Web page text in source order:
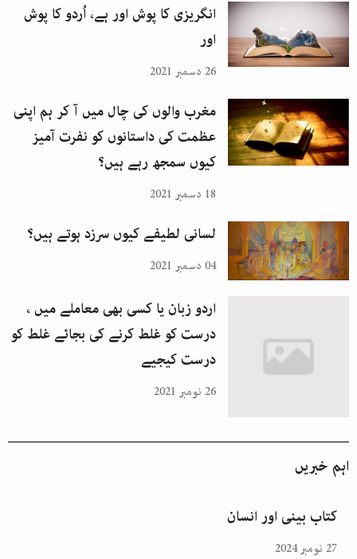
انگریزی کا پوش اور ہے، اُردو کا پوش
اور
26 دسمبر 2021
مغرب والوں کی چال میں آ کر ہم اپنی
عظمت کی داستانوں کو نفرت آمیز
کیوں سمجھ رہے ہیں؟
18 دسمبر 2021
لسانی لطیفے کیوں سرزد ہوتے ہیں؟
04 دسمبر 2021
اردو زبان یا کسی بھی معاملے میں ،
درست کو غلط کرنے کی بجائے غلط کو
درست کیجیے
26 نومبر 2021
اہم خبریں
کتاب بینی اور انسان
27 نومبر 2024